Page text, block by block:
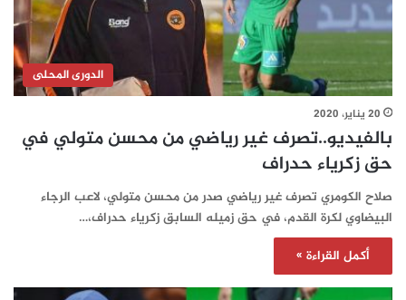
الدورى المحلى
20 يناير، 2020
بالفيديو..تصرف غير رياضي من محسن متولي في
حق زكرياء حدراف
صلاح الكومري تصرف غير رياضي صدر من محسن متولي، لاعب الرجاء
البيضاوي لكرة القدم، في حق زميله السابق زكرياء حدراف،…
أكمل القراءة »